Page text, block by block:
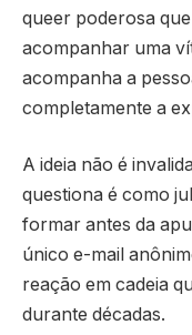
queer poderosa
acompanhar uma
acompanha a
completamente a
A ideia não é
questiona é como
formar antes da
único e-mail
reação em cadeia
durante décadas.